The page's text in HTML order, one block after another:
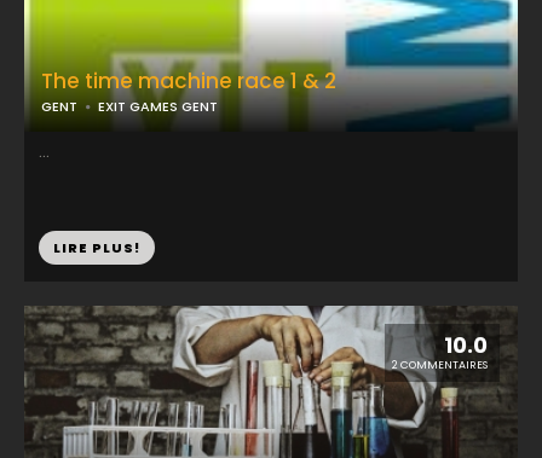
The time machine race 1 & 2
GENT EXIT GAMES GENT
...
LIRE PLUS!
10.0
2 COMMENTAIRES